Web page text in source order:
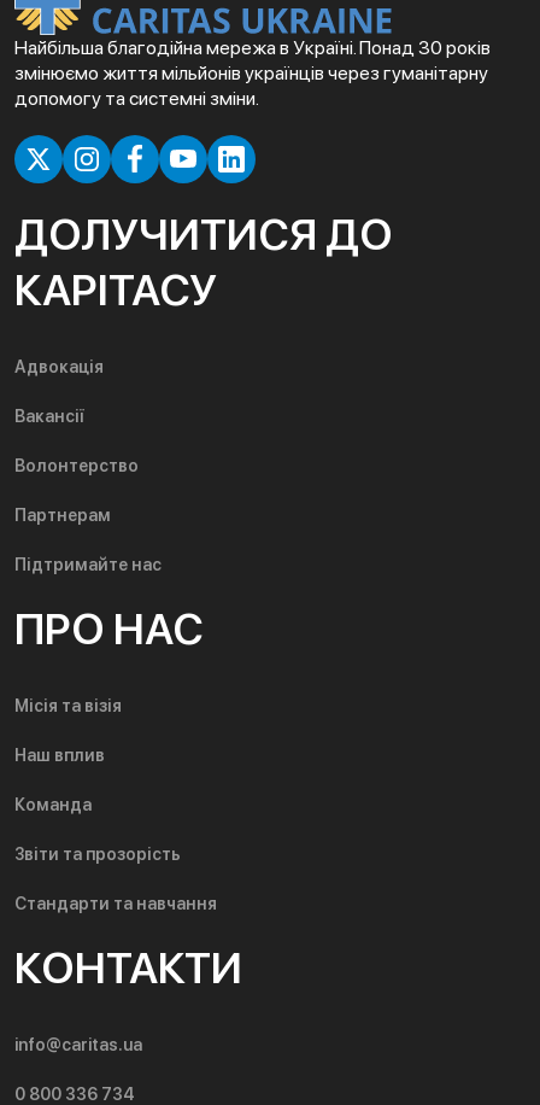
Найбільша благодійна мережа в Україні. Понад 30 років
змінюємо життя мільйонів українців через гуманітарну
допомогу та системні зміни.
ДОЛУЧИТИСЯ ДО
КАРІТАСУ
Адвокація
Вакансії
Волонтерство
Партнерам
Підтримайте нас
ПРО НАС
Місія та візія
Наш вплив
Команда
Звіти та прозорість
Стандарти та навчання
КОНТАКТИ
info@caritas.ua
0 800 336 734